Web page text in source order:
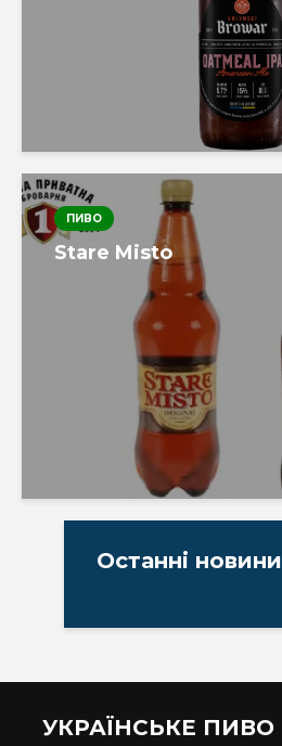
ПИВО
Stare Misto
Останні новини
УКРАЇНСЬКЕ ПИВО